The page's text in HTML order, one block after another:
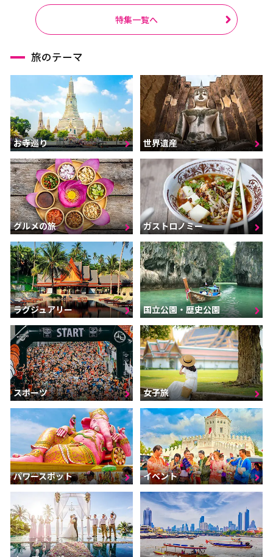
ラーチャブリー
サムットサーコーン
サラブリー
シンブリー
スパンブリー
プーケット
サムイ島（スラーターニ
ー）
クラビ
ランタ島（クラビ）
トラン
パンガー
カオラック（パンガー）
チュンポーン
ナラーティワート
ナコーンシータマラート
パッターニー
パッタルン
ラノーン
サトゥーン
ソンクラー
スラーターニー
ヤラー
特集一覧へ
旅のテーマ
お寺巡り 世界遺産
グルメの旅 ガストロノミー
ラグジュアリー 国立公園・歴史公園
スポーツ 女子旅
パワースポット イベント